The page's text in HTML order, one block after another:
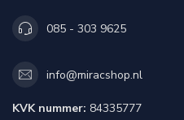
085 - 303 9625
info@miracshop.nl
KVK nummer: 84335777